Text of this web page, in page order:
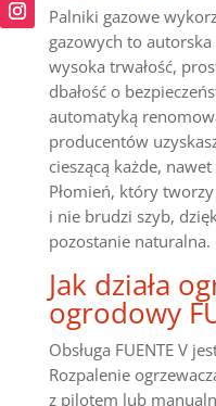
Palniki gazowe
gazowych to autorska
wysoka trwałość,
dbałość o
automatyką
producentów
cieszącą każde,
Płomień, który
i nie brudzi szyb,
pozostanie naturalna.
Jak działa
ogrodowy
Obsługa FUENTE V
Rozpalenie
z pilotem lub